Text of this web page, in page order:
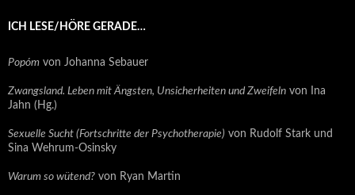
ICH LESE/HÖRE GERADE…
Popóm von Johanna Sebauer
Zwangsland. Leben mit Ängsten, Unsicherheiten und Zweifeln von Ina
Jahn (Hg.)
Sexuelle Sucht (Fortschritte der Psychotherapie) von Rudolf Stark und
Sina Wehrum-Osinsky
Warum so wütend? von Ryan Martin